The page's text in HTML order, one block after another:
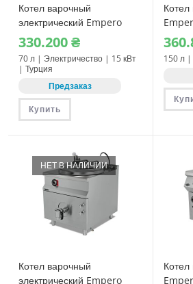
Котел варочный
электрический Empero
EMP.PLS.KTE.70
330.200₴
70 л | Электричество | 15 кВт
| Турция
Предзаказ
Купить
Котел
150 л |
НЕТ В НАЛИЧИИ
Котел варочный
электрический Empero
Котел